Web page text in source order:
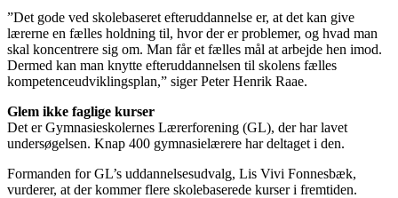
”Det gode ved skolebaseret efteruddannelse er, at det kan give
lærerne en fælles holdning til, hvor der er problemer, og hvad man
skal koncentrere sig om. Man får et fælles mål at arbejde hen imod.
Dermed kan man knytte efteruddannelsen til skolens fælles
kompetenceudviklingsplan,” siger Peter Henrik Raae.
Glem ikke faglige kurser
Det er Gymnasieskolernes Lærerforening (GL), der har lavet
undersøgelsen. Knap 400 gymnasielærere har deltaget i den.
Formanden for GL’s uddannelsesudvalg, Lis Vivi Fonnesbæk,
vurderer, at der kommer flere skolebaserede kurser i fremtiden.